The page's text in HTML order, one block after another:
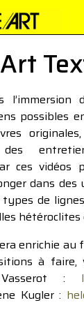
l’immersion
possibles
des
ces vidéos
dans
types de
enrichie au
à faire,
Vasserot :
Kugler :